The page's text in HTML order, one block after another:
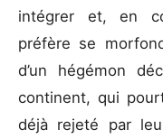
intégrer et, en
préfère se
d’un hégémon
continent, qui
déjà rejeté par